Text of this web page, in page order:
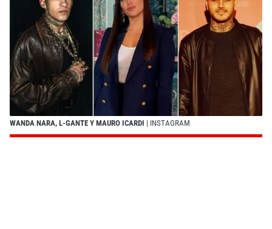
WANDA NARA, L-GANTE Y MAURO ICARDI | INSTAGRAM